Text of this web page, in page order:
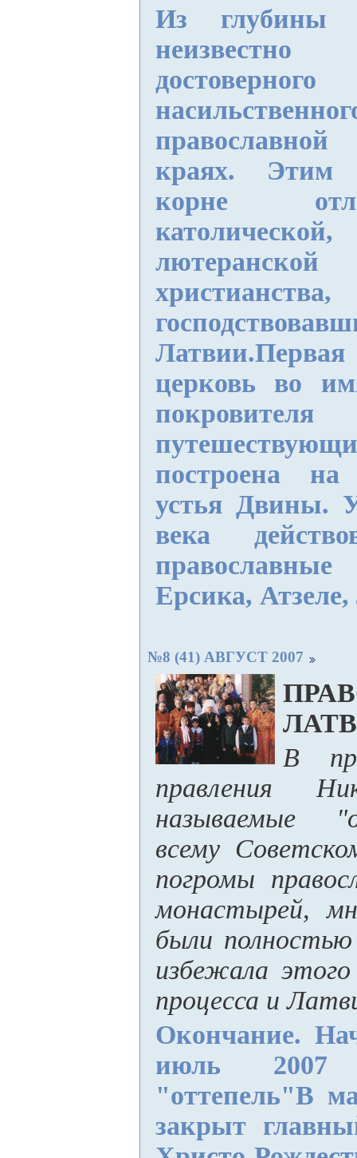
Из глубины
краях. Этим
корне
церковь во
построена
устья Двины.
века
Ерсика,
№8 (41) АВГУСТ 2007
В
правления
называемые
всему
погромы
монастырей,
были
избежала
процесса и
Окончание.
июль
"оттепель"В
закрыт